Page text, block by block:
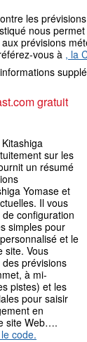
les
nous
prévisions
vous à , la
gratuit
sur les
un résumé
Yomase et
Il vous
configuration
simples pour
et le
site. Vous
prévisions
à mi-
pistes) et les
pour saisir
en
site Web….
code.